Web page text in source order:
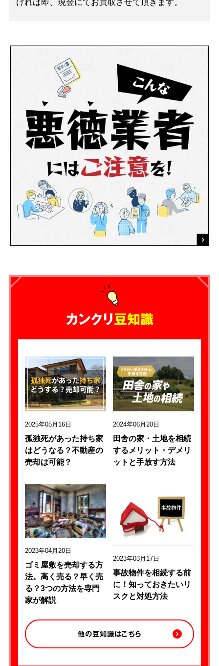
カンクリ豆知識
孤独死があった持ち家
はどうなる？不動産の
売却は可能？
2025年05月16日
田舎の家・土地を相続
するメリット・デメリ
ットと手放す方法
2024年06月20日
ゴミ屋敷を売却する方
法。高く売る？早く売
る？3つの方法を専門
家が解説
2023年04月20日
事故物件を相続する前
に！知っておきたいリ
スクと対処方法
2023年03月17日
他の豆知識はこちら